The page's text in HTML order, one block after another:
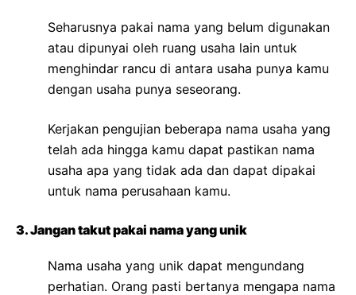
Seharusnya pakai nama yang belum digunakan
atau dipunyai oleh ruang usaha lain untuk
menghindar rancu di antara usaha punya kamu
dengan usaha punya seseorang.
Kerjakan pengujian beberapa nama usaha yang
telah ada hingga kamu dapat pastikan nama
usaha apa yang tidak ada dan dapat dipakai
untuk nama perusahaan kamu.
3. Jangan takut pakai nama yang unik
Nama usaha yang unik dapat mengundang
perhatian. Orang pasti bertanya mengapa nama